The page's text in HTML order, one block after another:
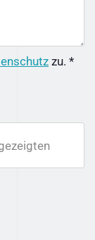
zu. *